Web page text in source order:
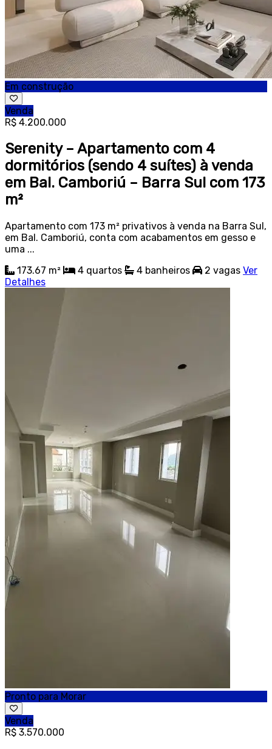
Em construção
Venda
R$ 4.200.000
Serenity – Apartamento com 4
dormitórios (sendo 4 suítes) à venda
em Bal. Camboriú – Barra Sul com 173
m²
Apartamento com 173 m² privativos à venda na Barra Sul,
em Bal. Camboriú, conta com acabamentos em gesso e
uma ...
173.67 m²
4 quartos 4 banheiros 2 vagas Ver
Detalhes
Pronto para Morar
Venda
R$ 3.570.000